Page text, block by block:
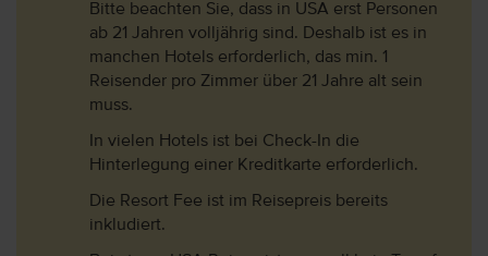
Bitte beachten Sie, dass in USA erst Personen
ab 21 Jahren volljährig sind. Deshalb ist es in
manchen Hotels erforderlich, das min. 1
Reisender pro Zimmer über 21 Jahre alt sein
muss.
In vielen Hotels ist bei Check-In die
Hinterlegung einer Kreditkarte erforderlich.
Die Resort Fee ist im Reisepreis bereits
inkludiert.